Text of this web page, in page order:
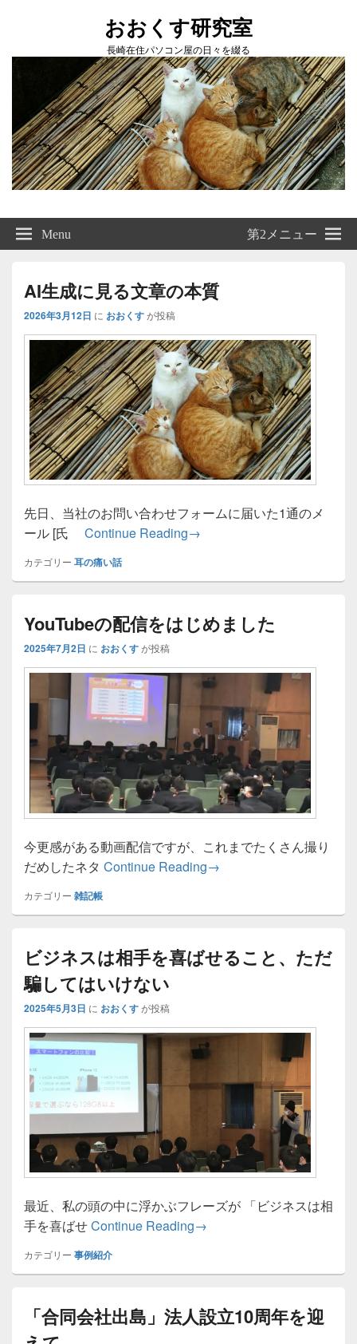
おおくす研究室
長崎在住パソコン屋の日々を綴る
Right
Sidebar
Widget
Menu 第2メニュー
AI生成に見る文章の本質
2026年3月12日 に おおくすが投稿
先日、当社のお問い合わせフォームに届いた1通のメ
ール [氏 Continue ReadingAI生成に見る文章の本質
→
カテゴリー 耳の痛い話
YouTubeの配信をはじめました
2025年7月2日 に おおくすが投稿
今更感がある動画配信ですが、これまでたくさん撮り
だめしたネタ Continue ReadingYouTubeの配信をはじめ
→
カテゴリー 雑記帳
ビジネスは相手を喜ばせること、ただ
騙してはいけない
2025年5月3日 に おおくすが投稿
最近、私の頭の中に浮かぶフレーズが 「ビジネスは相
手を喜ばせContinue Readingビジネスは相手を喜ばせる
→
カテゴリー 事例紹介
「合同会社出島」法人設立10周年を迎